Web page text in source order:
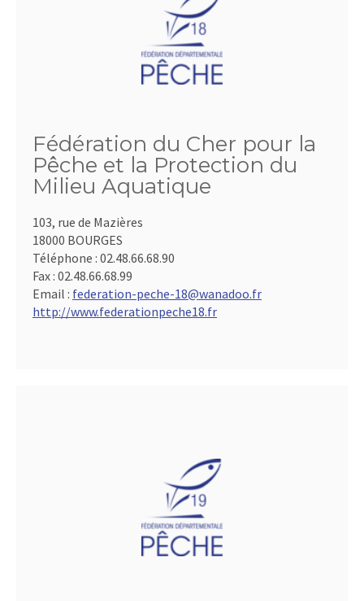
Fédération du Cher pour la
Pêche et la Protection du
Milieu Aquatique
103, rue de Mazières
18000 BOURGES
Téléphone : 02.48.66.68.90
Fax : 02.48.66.68.99
Email : federation-peche-18@wanadoo.fr
http://www.federationpeche18.fr